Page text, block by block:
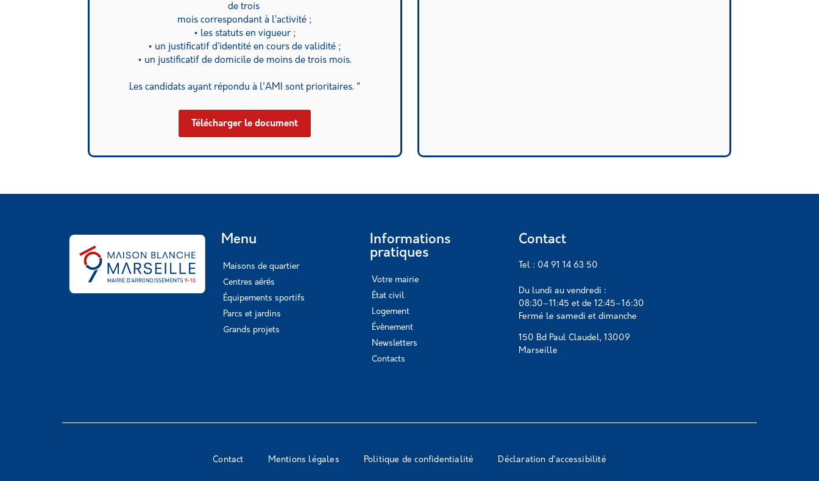
de trois
mois correspondant à l’activité ;
• les statuts en vigueur ;
• un justificatif d’identité en cours de validité ;
• un justificatif de domicile de moins de trois mois.
Les candidats ayant répondu à l'AMI sont prioritaires. "
Télécharger le document
Menu
Maisons de quartier
Centres aérés
Équipements sportifs
Parcs et jardins
Grands projets
Informations
pratiques
Votre mairie
État civil
Logement
Évènement
Newsletters
Contacts
Contact
Tel : 04 91 14 63 50
Du lundi au vendredi :
08:30–11:45 et de 12:45–16:30
Fermé le samedi et dimanche
150 Bd Paul Claudel, 13009
Marseille
Contact Mentions légales Politique de confidentialité Déclaration d'accessibilité